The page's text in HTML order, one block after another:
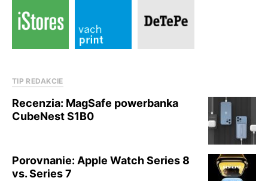
TIP REDAKCIE
Recenzia: MagSafe powerbanka
CubeNest S1B0
Porovnanie: Apple Watch Series 8
vs. Series 7